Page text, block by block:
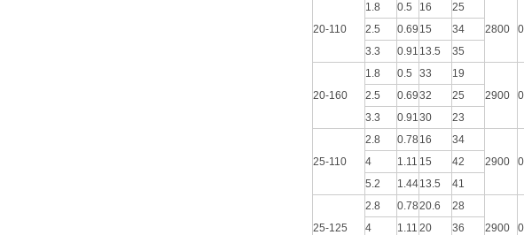
20-110
1.8 0.5 16
25
2800
2.5 0.69 15
34
3.3
0.91 13.5 35
20-160
1.8 0.5 33
19
2900
2.5 0.6932
25
3.3
0.9130 23
25-110
2.8 0.78 16
34
2900
4 1.11 15
42
5.2
1.4413.5 41
25-125
2.8 0.7820.6
28
2900
4 1.11 20
36